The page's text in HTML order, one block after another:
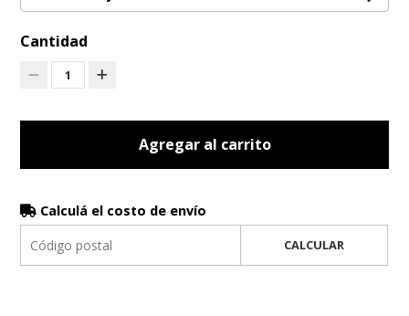
Cantidad
1
Agregar al carrito
Calculá el costo de envío
CALCULAR